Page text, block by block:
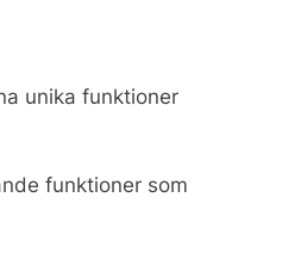
unika funktioner
funktioner som